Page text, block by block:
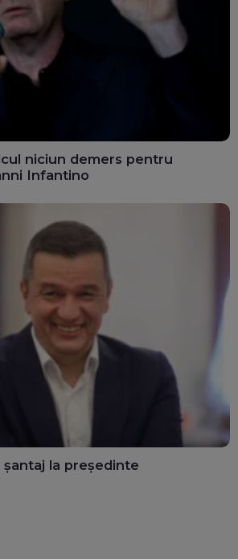
niciun demers pentru
Infantino
șantaj la președinte